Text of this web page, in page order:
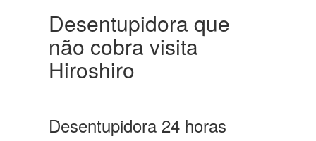
Desentupidora que
não cobra visita
Hiroshiro
Desentupidora 24 horas